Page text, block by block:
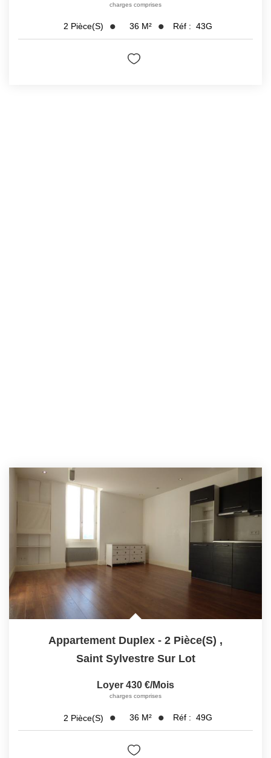
charges comprises
2 Pièce(s) 36 M² Réf : 43G
Appartement Duplex - 2 Pièce(s) ,
Saint Sylvestre Sur Lot
Loyer 430 €/mois
charges comprises
2 Pièce(s) 36 M² Réf : 49G